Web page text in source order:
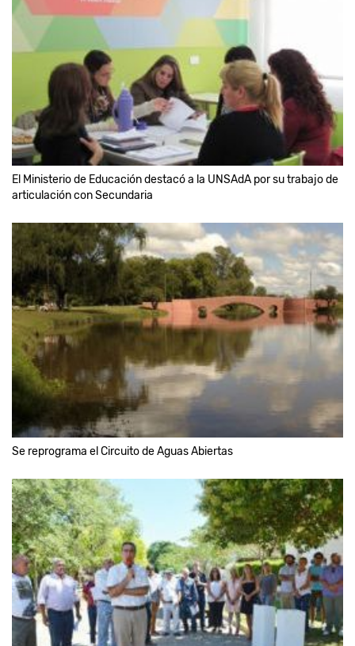
El Ministerio de Educación destacó a la UNSAdA por su trabajo de
articulación con Secundaria
Se reprograma el Circuito de Aguas Abiertas